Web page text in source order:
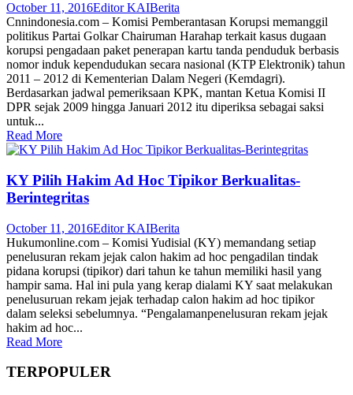
October 11, 2016Editor KAIBerita
Cnnindonesia.com – Komisi Pemberantasan Korupsi memanggil
politikus Partai Golkar Chairuman Harahap terkait kasus dugaan
korupsi pengadaan paket penerapan kartu tanda penduduk berbasis
nomor induk kependudukan secara nasional (KTP Elektronik) tahun
2011 – 2012 di Kementerian Dalam Negeri (Kemdagri).
Berdasarkan jadwal pemeriksaan KPK, mantan Ketua Komisi II
DPR sejak 2009 hingga Januari 2012 itu diperiksa sebagai saksi
untuk...
Read More
KY Pilih Hakim Ad Hoc Tipikor Berkualitas-
Berintegritas
October 11, 2016Editor KAIBerita
Hukumonline.com – Komisi Yudisial (KY) memandang setiap
penelusuran rekam jejak calon hakim ad hoc pengadilan tindak
pidana korupsi (tipikor) dari tahun ke tahun memiliki hasil yang
hampir sama. Hal ini pula yang kerap dialami KY saat melakukan
penelusuruan rekam jejak terhadap calon hakim ad hoc tipikor
dalam seleksi sebelumnya. “Pengalamanpenelusuran rekam jejak
hakim ad hoc...
Read More
TERPOPULER